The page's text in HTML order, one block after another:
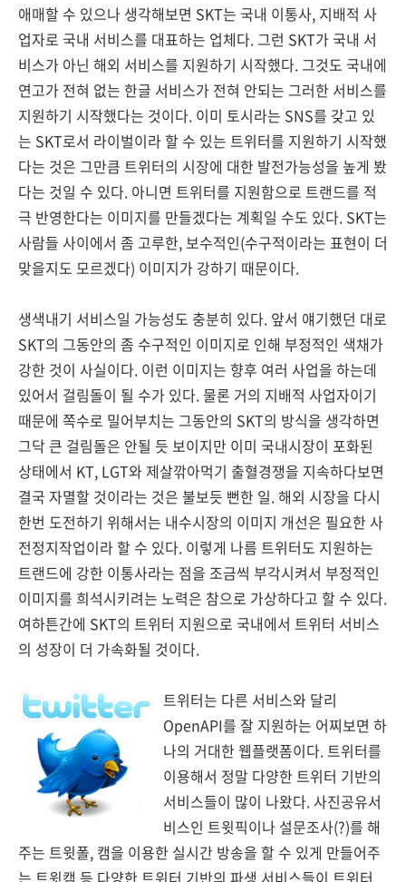
애매할 수 있으나 생각해보면 SKT는 국내 이통사, 지배적 사
업자로 국내 서비스를 대표하는 업체다. 그런 SKT가 국내 서
비스가 아닌 해외 서비스를 지원하기 시작했다. 그것도 국내에
연고가 전혀 없는 한글 서비스가 전혀 안되는 그러한 서비스를
지원하기 시작했다는 것이다. 이미 토시라는 SNS를 갖고 있
는 SKT로서 라이벌이라 할 수 있는 트위터를 지원하기 시작했
다는 것은 그만큼 트위터의 시장에 대한 발전가능성을 높게 봤
다는 것일 수 있다. 아니면 트위터를 지원함으로 트랜드를 적
극 반영한다는 이미지를 만들겠다는 계획일 수도 있다. SKT는
사람들 사이에서 좀 고루한, 보수적인(수구적이라는 표현이 더
맞을지도 모르겠다) 이미지가 강하기 때문이다.
생색내기 서비스일 가능성도 충분히 있다. 앞서 얘기했던 대로
SKT의 그동안의 좀 수구적인 이미지로 인해 부정적인 색채가
강한 것이 사실이다. 이런 이미지는 향후 여러 사업을 하는데
있어서 걸림돌이 될 수가 있다. 물론 거의 지배적 사업자이기
때문에 쪽수로 밀어부치는 그동안의 SKT의 방식을 생각하면
그닥 큰 걸림돌은 안될 듯 보이지만 이미 국내시장이 포화된
상태에서 KT, LGT와 제살깎아먹기 출혈경쟁을 지속하다보면
결국 자멸할 것이라는 것은 불보듯 뻔한 일. 해외 시장을 다시
한번 도전하기 위해서는 내수시장의 이미지 개선은 필요한 사
전정지작업이라 할 수 있다. 이렇게 나름 트위터도 지원하는
트랜드에 강한 이통사라는 점을 조금씩 부각시켜서 부정적인
이미지를 희석시키려는 노력은 참으로 가상하다고 할 수 있다.
여하튼간에 SKT의 트위터 지원으로 국내에서 트위터 서비스
의 성장이 더 가속화될 것이다.
트위터는 다른 서비스와 달리
OpenAPI를 잘 지원하는 어찌보면 하
나의 거대한 웹플랫폼이다. 트위터를
이용해서 정말 다양한 트위터 기반의
서비스들이 많이 나왔다. 사진공유서
비스인 트윗픽이나 설문조사(?)를 해
주는 트윗폴, 캠을 이용한 실시간 방송을 할 수 있게 만들어주
는 트윗캠 등 다양한 트위터 기반의 파생 서비스들이 트위터